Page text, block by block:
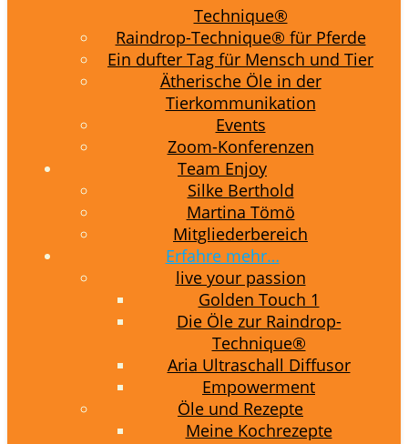
Technique®
Raindrop-Technique® für Pferde
Ein dufter Tag für Mensch und Tier
Ätherische Öle in der
Tierkommunikation
Events
Zoom-Konferenzen
Team Enjoy
Silke Berthold
Martina Tömö
Mitgliederbereich
Erfahre mehr…
live your passion
Golden Touch 1
Die Öle zur Raindrop-
Technique®
Aria Ultraschall Diffusor
Empowerment
Öle und Rezepte
Meine Kochrezepte